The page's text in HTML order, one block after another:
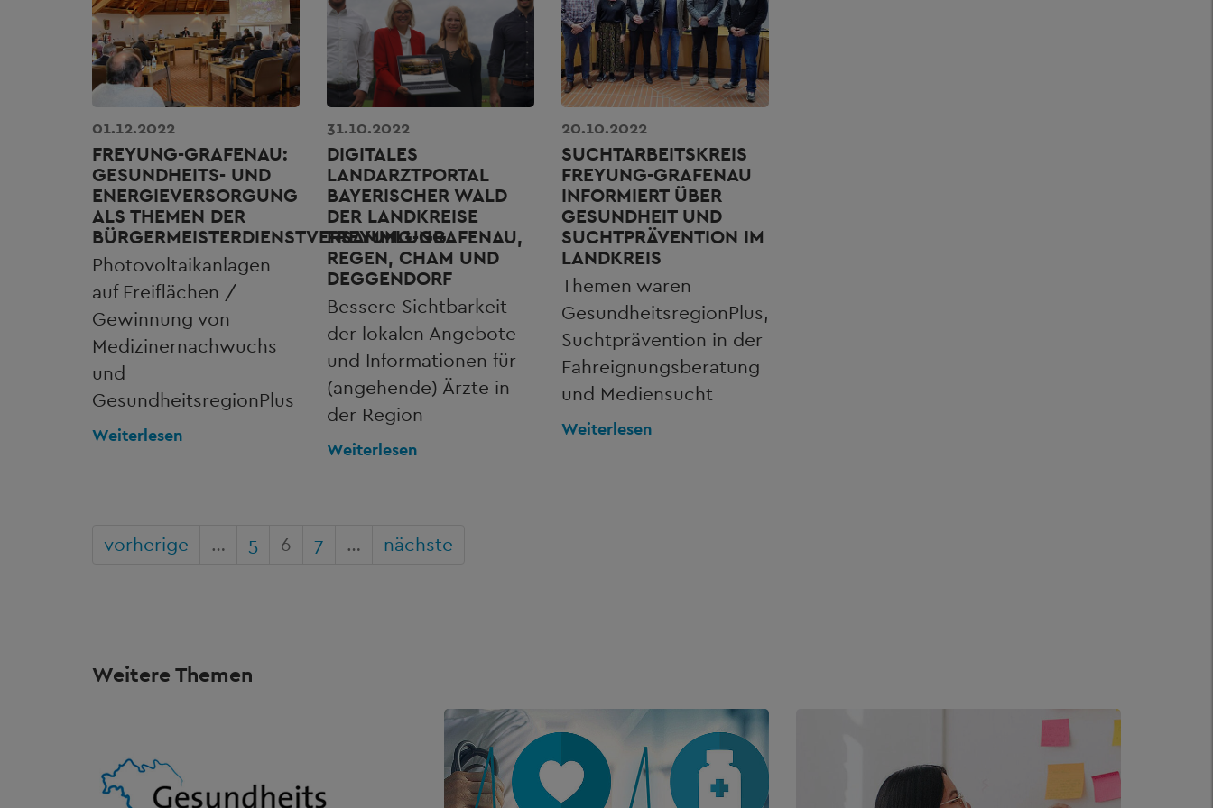
01.12.2022
FREYUNG-GRAFENAU:
GESUNDHEITS- UND
ENERGIEVERSORGUNG
ALS THEMEN DER
BÜRGERMEISTERDIENSTVERSAMMLUNG
Photovoltaikanlagen
auf Freiflächen /
Gewinnung von
Medizinernachwuchs
und
GesundheitsregionPlus
Weiterlesen
31.10.2022
DIGITALES
LANDARZTPORTAL
BAYERISCHER WALD
DER LANDKREISE
FREYUNG-GRAFENAU,
REGEN, CHAM UND
DEGGENDORF
Bessere Sichtbarkeit
der lokalen Angebote
und Informationen für
(angehende) Ärzte in
der Region
Weiterlesen
20.10.2022
SUCHTARBEITSKREIS
FREYUNG-GRAFENAU
INFORMIERT ÜBER
GESUNDHEIT UND
SUCHTPRÄVENTION IM
LANDKREIS
Themen waren
GesundheitsregionPlus,
Suchtprävention in der
Fahreignungsberatung
und Mediensucht
Weiterlesen
vorherige … 5 6 7 … nächste
Weitere Themen